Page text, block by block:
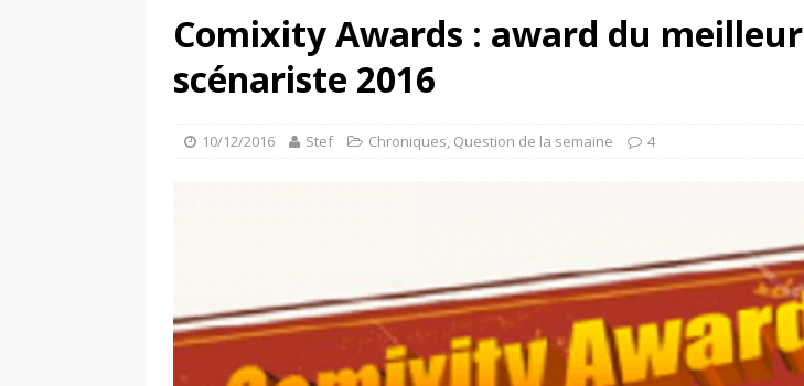
Comixity Awards : award du meilleur
scénariste 2016
10/12/2016 Stef Chroniques, Question de la semaine 4